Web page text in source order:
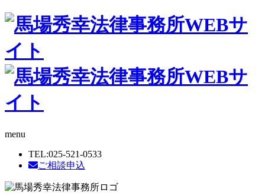
menu
TEL:025-521-0533
ご相談申込